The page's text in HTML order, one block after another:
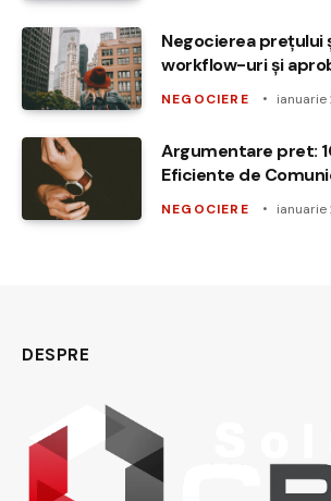
Negocierea prețului
workflow-uri și
globale comparate
NEGOCIERE ianuarie
Argumentare pret:
Eficiente de
NEGOCIERE ianuarie
DESPRE